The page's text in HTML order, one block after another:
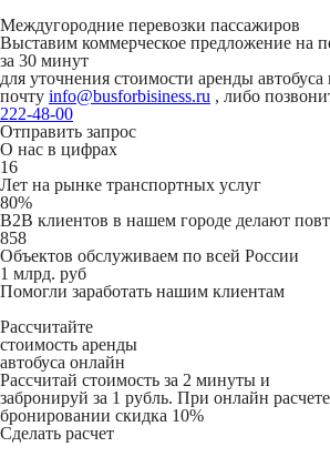
Междугородние перевозки пассажиров
Выставим коммерческое предложение на
за 30 минут
для уточнения стоимости аренды
почту info@busforbisiness.ru , либо
222-48-00
Отправить запрос
О нас в цифрах
16
Лет на рынке транспортных услуг
80%
B2B клиентов в нашем городе делают
858
Объектов обслуживаем по всей России
1 млрд. руб
Помогли заработать нашим клиентам
Рассчитайте
стоимость аренды
автобуса онлайн
Рассчитай стоимость за 2 минуты и
забронируй за 1 рубль. При онлайн
бронировании скидка 10%
Сделать расчет